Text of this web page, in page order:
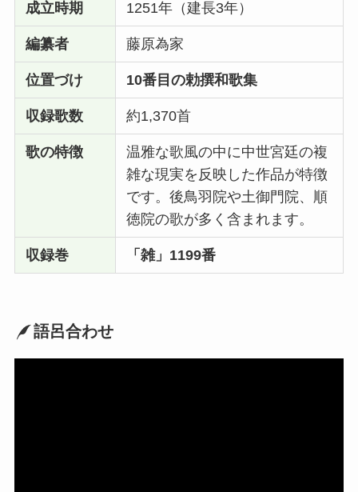
成立時期 1251年（建長3年）
編纂者 藤原為家
位置づけ 10番目の勅撰和歌集
収録歌数 約1,370首
歌の特徴
温雅な歌風の中に中世宮廷の複
雑な現実を反映した作品が特徴
です。後鳥羽院や土御門院、順
徳院の歌が多く含まれます。
収録巻 「雑」1199番
語呂合わせ